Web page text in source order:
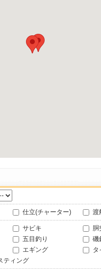
仕立(チャーター) 渡
サビキ
胴
五目釣り
磯
エギング
タ
ティング